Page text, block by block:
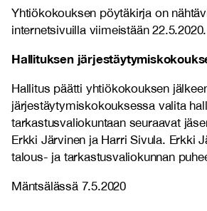
Yhtiökokouksen pöytäkirja on
internetsivuilla viimeistään 22.5.2020.
Hallituksen
Hallitus päätti yhtiökokouksen
järjestäytymiskokouksessa valita
tarkastusvaliokuntaan seuraavat
Erkki Järvinen ja Harri Sivula. Erkki
talous- ja tarkastusvaliokunnan
Mäntsälässä 7.5.2020